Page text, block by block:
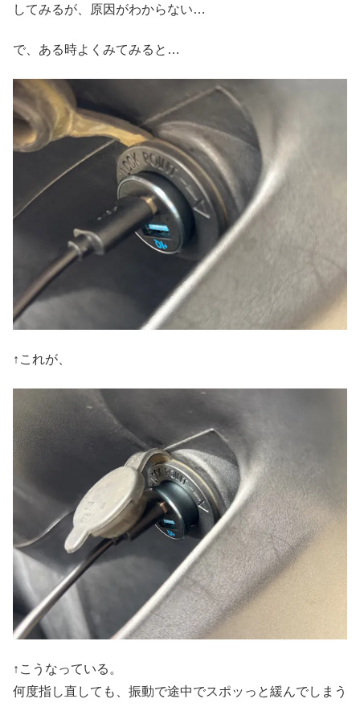
してみるが、原因がわからない…
で、ある時よくみてみると…
↑これが、
↑こうなっている。
何度指し直しても、振動で途中でスポッっと緩んでしまう